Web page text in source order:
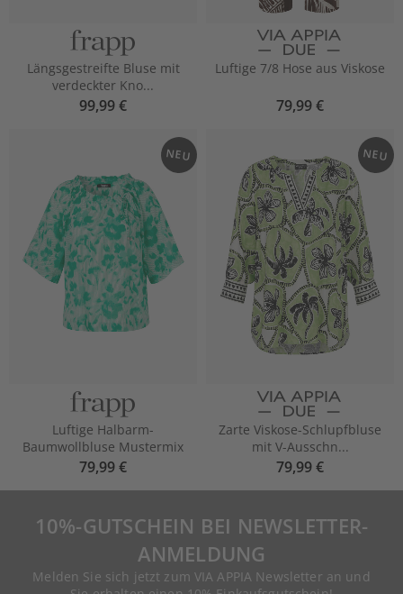
Längsgestreifte Bluse mit
verdeckter Kno...
99,99 €
Luftige 7/8 Hose aus Viskose
79,99 €
NEU
Luftige Halbarm-
Baumwollbluse Mustermix
79,99 €
NEU
Zarte Viskose-Schlupfbluse
mit V-Ausschn...
79,99 €
10%-GUTSCHEIN BEI NEWSLETTER-
ANMELDUNG
Melden Sie sich jetzt zum VIA APPIA Newsletter an und